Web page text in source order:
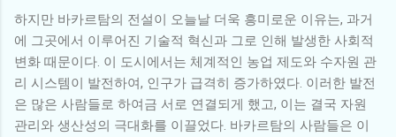
하지만 바카르탐의 전설이 오늘날 더욱 흥미로운 이유는, 과거
에 그곳에서 이루어진 기술적 혁신과 그로 인해 발생한 사회적
변화 때문이다. 이 도시에서는 체계적인 농업 제도와 수자원 관
리 시스템이 발전하여, 인구가 급격히 증가하였다. 이러한 발전
은 많은 사람들로 하여금 서로 연결되게 했고, 이는 결국 자원
관리와 생산성의 극대화를 이끌었다. 바카르탐의 사람들은 이